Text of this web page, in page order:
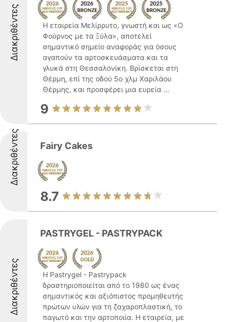
Διακριθέντες
Η εταιρεία Μελίρρυτο, γνωστή και ως «Ο
Φούρνος με τα Ξύλα», αποτελεί
σημαντικό σημείο αναφοράς για όσους
αγαπούν τα αρτοσκευάσματα και τα
γλυκά στη Θεσσαλονίκη. Βρίσκεται στη
Θέρμη, επί της οδού 5ο χλμ Χαριλάου
Θέρμης, και προσφέρει μια ευρεία ...
9
Διακριθέντες Fairy Cakes
8.7
Διακριθέντες
PASTRYGEL - PASTRYPACK
Η Pastrygel - Pastrypack
δραστηριοποιείται από το 1980 ως ένας
σημαντικός και αξιόπιστος προμηθευτής
πρώτων υλών για τη ζαχαροπλαστική, το
παγωτό και την αρτοποιία. Η εταιρεία, με